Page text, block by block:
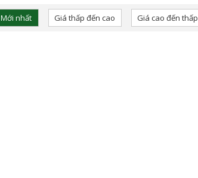
Mới nhất Giá thấp đến cao Giá cao đến thấp